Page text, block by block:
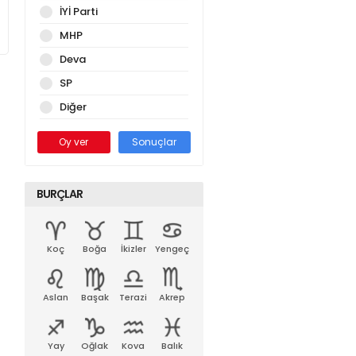
İYİ Parti
MHP
Deva
SP
Diğer
Oy ver Sonuçlar
BURÇLAR
Koç Boğa İkizler Yengeç
Aslan Başak Terazi Akrep
Yay Oğlak Kova Balık